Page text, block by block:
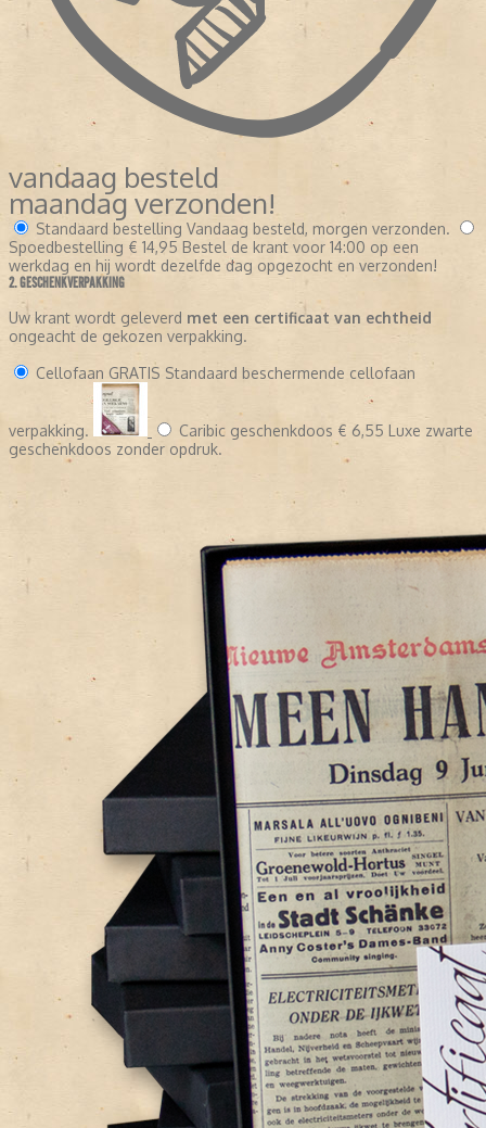
vandaag besteld
maandag verzonden!
Standaard bestelling Vandaag besteld, morgen verzonden.
Spoedbestelling € 14,95 Bestel de krant voor 14:00 op een
werkdag en hij wordt dezelfde dag opgezocht en verzonden!
2. GESCHENKVERPAKKING
Uw krant wordt geleverd met een certificaat van echtheid
ongeacht de gekozen verpakking.
Cellofaan GRATIS Standaard beschermende cellofaan
verpakking. Caribic geschenkdoos € 6,55 Luxe zwarte
geschenkdoos zonder opdruk.